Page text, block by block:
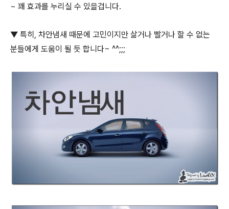
~ 꽤 효과를 누리실 수 있을겁니다.
▼ 특히, 차안냄새 때문에 고민이지만 삶거나 빨거나 할 수 없는
분들에게 도움이 될 듯 합니다~ ^^;;;